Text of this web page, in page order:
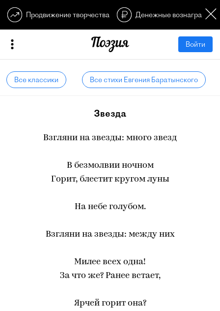
Продвижение творчества Денежные
Войти
Все классики Все стихи Евгения Баратынского
Звезда
Взгляни на звезды: много звезд
В безмолвии ночном
Горит, блестит кругом луны
На небе голубом.
Взгляни на звезды: между них
Милее всех одна!
За что же? Ранее встает,
Ярчей горит она?